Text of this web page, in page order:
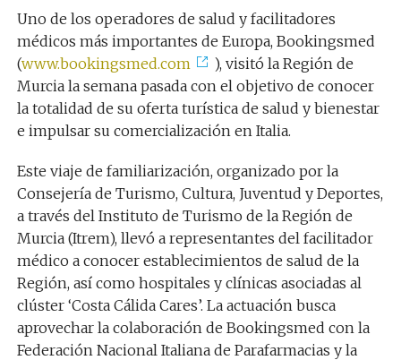
Uno de los operadores de salud y facilitadores
médicos más importantes de Europa, Bookingsmed
(www.bookingsmed.com
), visitó la Región de
Murcia la semana pasada con el objetivo de conocer
la totalidad de su oferta turística de salud y bienestar
e impulsar su comercialización en Italia.
Este viaje de familiarización, organizado por la
Consejería de Turismo, Cultura, Juventud y Deportes,
a través del Instituto de Turismo de la Región de
Murcia (Itrem), llevó a representantes del facilitador
médico a conocer establecimientos de salud de la
Región, así como hospitales y clínicas asociadas al
clúster ‘Costa Cálida Cares’. La actuación busca
aprovechar la colaboración de Bookingsmed con la
Federación Nacional Italiana de Parafarmacias y la